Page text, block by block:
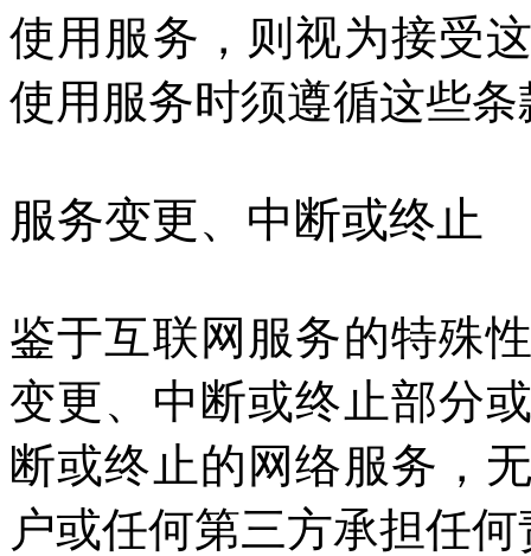
使用服务，则视为接受
使用服务时须遵循这些
服务变更、中断或终止
鉴于互联网服务的特殊
变更、中断或终止部分
断或终止的网络服务，
户或任何第三方承担任